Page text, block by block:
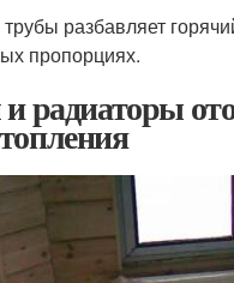
разбавляет
пропорциях.
радиаторы